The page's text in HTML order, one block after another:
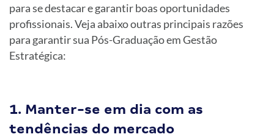
para se destacar e garantir boas oportunidades
profissionais. Veja abaixo outras principais razões
para garantir sua Pós-Graduação em Gestão
Estratégica:
1. Manter-se em dia com as
tendências do mercado